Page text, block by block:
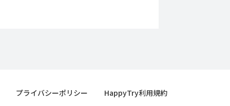
プライバシーポリシー HappyTry利用規約